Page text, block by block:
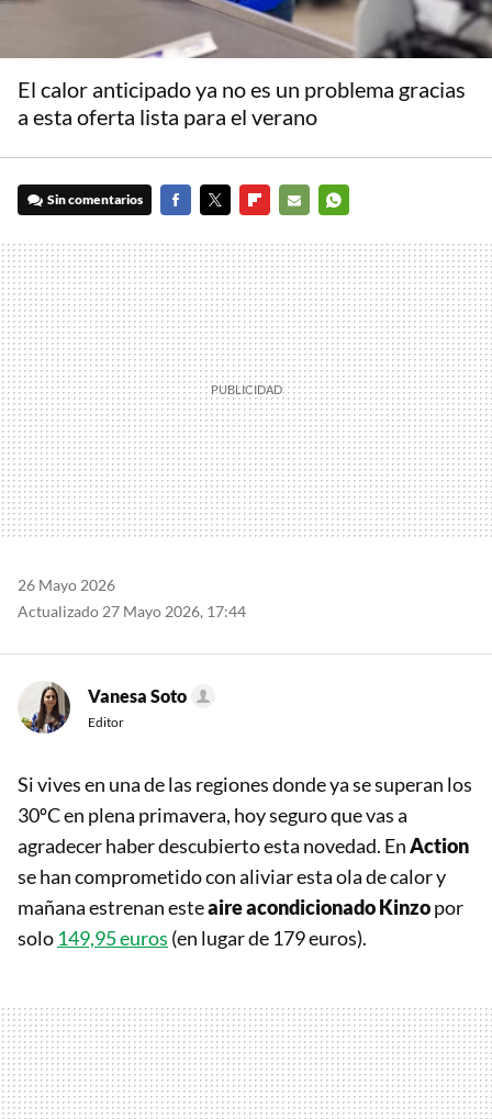
El calor anticipado ya no es un problema gracias
a esta oferta lista para el verano
Sin comentarios
MAIL
26 Mayo 2026
Actualizado 27 Mayo 2026, 17:44
Vanesa Soto
Editor
Si vives en una de las regiones donde ya se superan los
30ºC en plena primavera, hoy seguro que vas a
agradecer haber descubierto esta novedad. EnAction
se han comprometido con aliviar esta ola de calor y
mañana estrenan esteaire acondicionado Kinzopor
solo 149,95 euros (en lugar de 179 euros).